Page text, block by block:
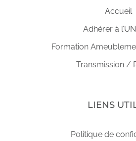
Accueil
Adhérer à
Formation
Transmission /
LIENS
Politique de